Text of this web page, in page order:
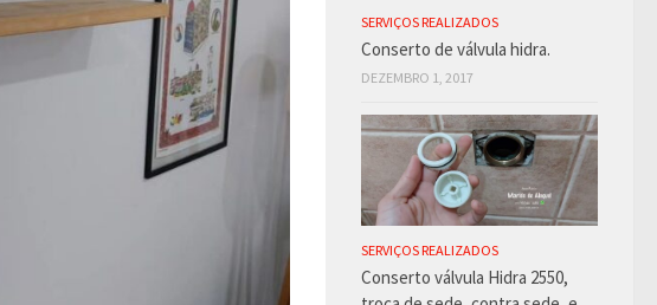
SERVIÇOS REALIZADOS
Conserto de válvula hidra.
DEZEMBRO 1, 2017
SERVIÇOS REALIZADOS
Conserto válvula Hidra 2550,